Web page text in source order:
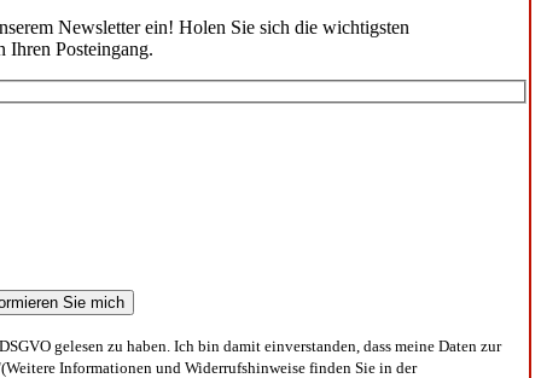
Newsletter ein! Holen Sie sich die wichtigsten
Ihren Posteingang.
gelesen zu haben. Ich bin damit einverstanden, dass meine Daten zur
Informationen und Widerrufshinweise finden Sie in der